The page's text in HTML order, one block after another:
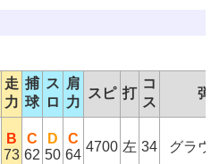
走
力
捕
球
ス
ロ
肩
力
スピ 打
コ
ス
B
73
C
62
D
50
C
64
4700 左 34 グラ